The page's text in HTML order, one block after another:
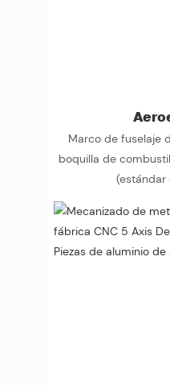
Marco de fuselaje
boquilla de
(estándar